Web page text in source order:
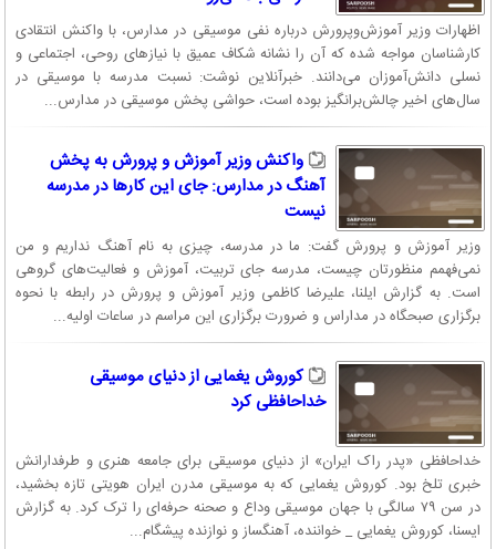
اظهارات وزیر آموزش‌وپرورش درباره نفی موسیقی در مدارس، با واکنش انتقادی
کارشناسان مواجه شده که آن را نشانه شکاف عمیق با نیازهای روحی، اجتماعی و
نسلی دانش‌آموزان می‌دانند. خبرآنلاین نوشت: نسبت مدرسه با موسیقی در
سال‌های اخیر چالش‌برانگیز بوده است، حواشی پخش موسیقی در مدارس...
واکنش وزیر آموزش و پرورش به پخش
آهنگ در مدارس: جای این کارها در مدرسه
نیست
وزیر آموزش و پرورش گفت: ما در مدرسه، چیزی به نام آهنگ نداریم و من
نمی‌فهمم منظورتان چیست، مدرسه جای تربیت، آموزش و فعالیت‌های گروهی
است. به گزارش ایلنا، علیرضا کاظمی وزیر آموزش و پرورش در رابطه با نحوه
برگزاری صبحگاه در مداراس و ضرورت برگزاری این مراسم در ساعات اولیه...
کوروش یغمایی از دنیای موسیقی
خداحافظی کرد
خداحافظی «پدر راک ایران» از دنیای موسیقی برای جامعه هنری و طرفدارانش
خبری تلخ بود. کوروش یغمایی که به موسیقی مدرن ایران هویتی تازه بخشید،
در سن ۷۹ سالگی با جهان موسیقی وداع و صحنه حرفه‌ای را ترک کرد. به گزارش
ایسنا، کوروش یغمایی _ خواننده، آهنگساز و نوازنده پیشگام...